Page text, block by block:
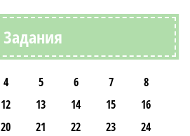
Задания
4 5 6 7
8
12 13 14 15
16
20 21 22 23
24